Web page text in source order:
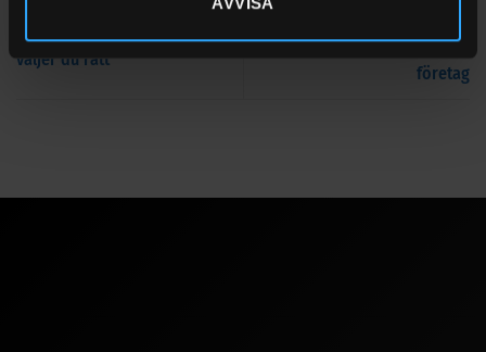
väljer du rätt
eller AdBlue-system för ditt
företag